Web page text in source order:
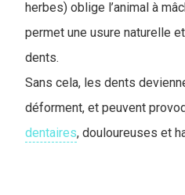
herbes) oblige l’animal à
permet une usure naturelle
dents.
Sans cela, les dents
déforment, et peuvent
dentaires, douloureuses et